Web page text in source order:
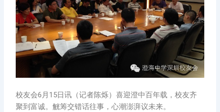
校友会6月15日讯（记者陈烁）喜迎澄中百年载，校友齐
聚到富诚。觥筹交错话往事，心潮澎湃议未来。